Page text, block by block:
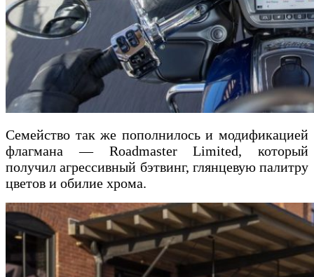
Семейство так же пополнилось и модификацией
флагмана — Roadmaster Limited, который
получил агрессивный бэтвинг, глянцевую палитру
цветов и обилие хрома.